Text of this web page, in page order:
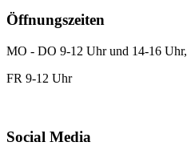
Öffnungszeiten
MO - DO 9-12 Uhr und 14-16 Uhr,
FR 9-12 Uhr
Social Media